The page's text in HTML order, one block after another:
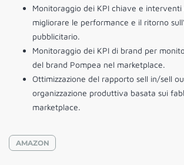
Monitoraggio dei KPI chiave e
migliorare le performance e il ritorno
pubblicitario.
Monitoraggio dei KPI di brand per
del brand Pompea nel marketplace.
Ottimizzazione del rapporto sell in/sell
organizzazione produttiva basata sui
marketplace.
AMAZON